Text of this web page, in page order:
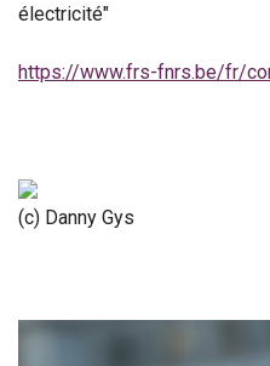
électricité"
https://www.frs-fnrs.be/fr/
(c) Danny Gys